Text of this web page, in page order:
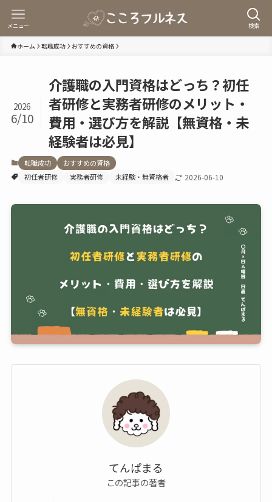
検索
メニュー
ホーム 転職成功 おすすめの資格
介護職の入門資格はどっち？初任
者研修と実務者研修のメリット・
費用・選び方を解説【無資格・未
経験者は必見】
2026
6/10
転職成功
おすすめの資格
初任者研修
実務者研修 未経験・無資格者 2026-06-10
てんぱまる
この記事の著者